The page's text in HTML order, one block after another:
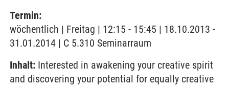
Termin:
wöchentlich | Freitag | 12:15 - 15:45 | 18.10.2013 -
31.01.2014 | C 5.310 Seminarraum
Inhalt: Interested in awakening your creative spirit
and discovering your potential for equally creative